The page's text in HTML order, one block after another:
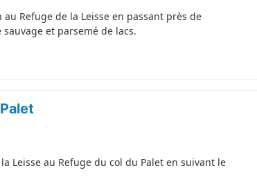
Refuge de la Leisse en passant près de
et parsemé de lacs.
Leisse au Refuge du col du Palet en suivant le